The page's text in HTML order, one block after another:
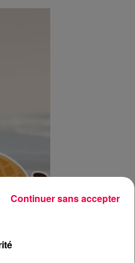
Continuer sans accepter